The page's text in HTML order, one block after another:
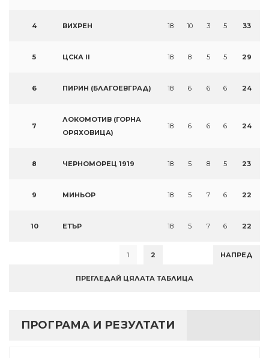
4 ВИХРЕН 18 10 3 5 33
5 ЦСКА II 18 8 5 5 29
6 ПИРИН (БЛАГОЕВГРАД) 18 6 6 6 24
7
ЛОКОМОТИВ (ГОРНА
ОРЯХОВИЦА)
18 6 6 6 24
8 ЧЕРНОМОРЕЦ 1919 18 5 8 5 23
9 МИНЬОР 18 5 7 6 22
10 ЕТЪР 18 5 7 6 22
1 2 НАПРЕД
ПРЕГЛЕДАЙ ЦЯЛАТА ТАБЛИЦА
ПРОГРАМА И РЕЗУЛТАТИ